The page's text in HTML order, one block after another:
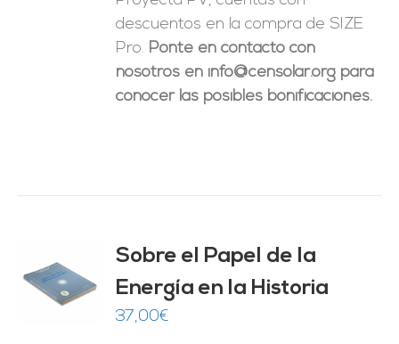
descuentos en la compra de SIZE
Pro. Ponte en contacto con
nosotros en info@censolar.org para
conocer las posibles bonificaciones.
Sobre el Papel de la
Energía en la Historia
37,00€